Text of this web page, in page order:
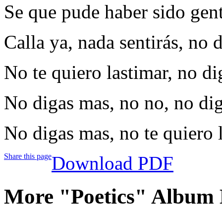
Se que pude haber sido
Calla ya, nada sentirás, no
No te quiero lastimar, no
No digas mas, no no, no
No digas mas, no te quiero
Share this pageDownload PDF
More "Poetics" Album